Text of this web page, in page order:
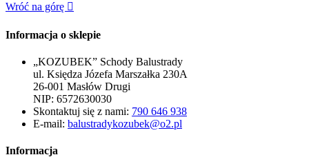
Wróć na górę 
Informacja o sklepie
„KOZUBEK” Schody Balustrady
ul. Księdza Józefa Marszałka 230A
26-001 Masłów Drugi
NIP: 6572630030
Skontaktuj się z nami: 790 646 938
E-mail: balustradykozubek@o2.pl
Informacja